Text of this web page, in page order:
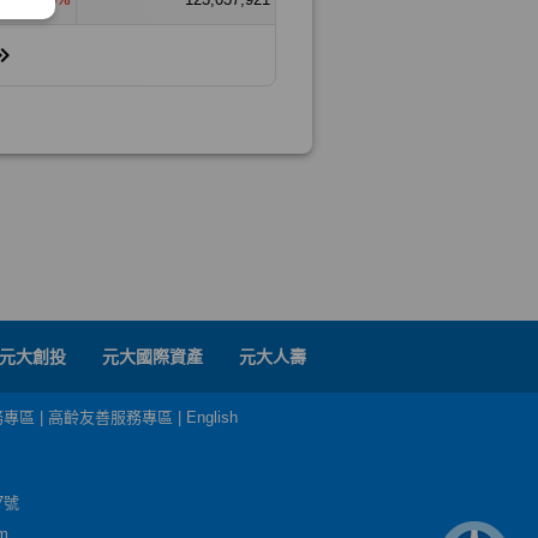
元大創投 元大國際資產 元大人壽
區 高齡友善服務專區 English
號